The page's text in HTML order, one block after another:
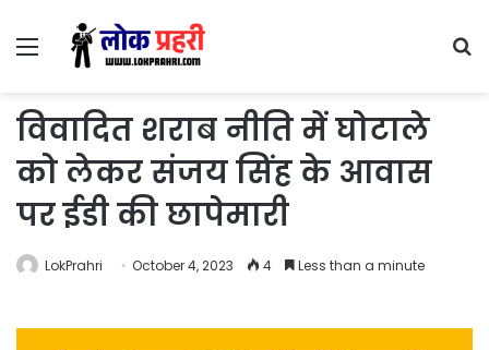
Menu
विवादित शराब नीति में घोटाले
को लेकर संजय सिंह के आवास
पर ईडी की छापेमारी
LokPrahri October 4, 2023 4 Less than a minute